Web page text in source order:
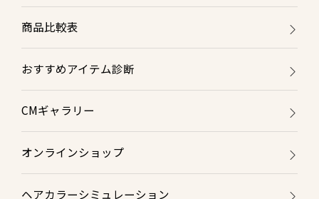
商品比較表
おすすめアイテム診断
CMギャラリー
オンラインショップ
ヘアカラーシミュレーション